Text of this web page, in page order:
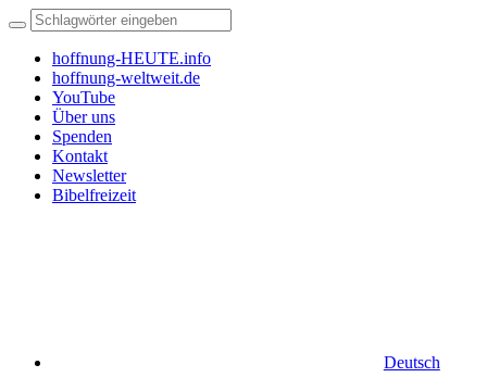
hoffnung-HEUTE.info
hoffnung-weltweit.de
YouTube
Über uns
Spenden
Kontakt
Newsletter
Bibelfreizeit
Deutsch